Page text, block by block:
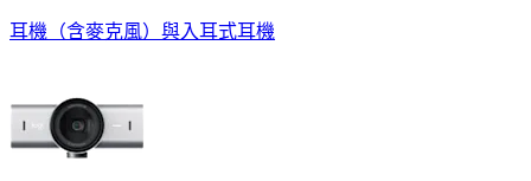
耳機（含麥克風）與入耳式耳機